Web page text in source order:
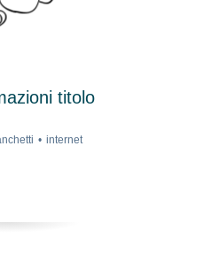
titolo
internet